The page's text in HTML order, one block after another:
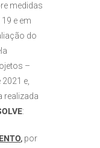
medidas
e em
do
–
e,
realizada
:
, por